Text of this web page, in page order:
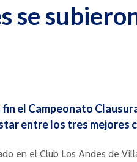
se
el Campeonato
entre los tres mejores
en el Club Los Andes de